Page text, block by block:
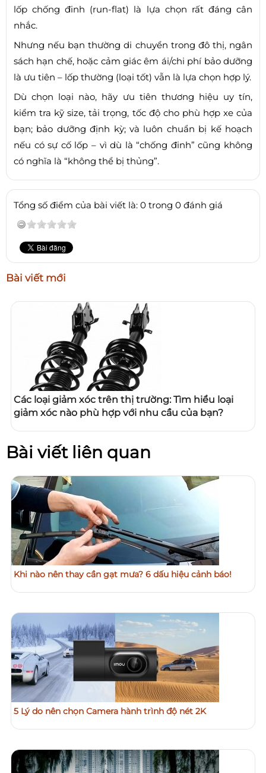
lốp chống đinh (run-flat) là lựa chọn rất đáng cân
nhắc.
Nhưng nếu bạn thường di chuyển trong đô thị, ngân
sách hạn chế, hoặc cảm giác êm ái/chi phí bảo dưỡng
là ưu tiên – lốp thường (loại tốt) vẫn là lựa chọn hợp lý.
Dù chọn loại nào, hãy ưu tiên thương hiệu uy tín,
kiểm tra kỹ size, tải trọng, tốc độ cho phù hợp xe của
bạn; bảo dưỡng định kỳ; và luôn chuẩn bị kế hoạch
nếu có sự cố lốp – vì dù là “chống đinh” cũng không
có nghĩa là “không thể bị thủng”.
Tổng số điểm của bài viết là: 0 trong 0 đánh giá
Bài viết mới
Các loại giảm xóc trên thị trường: Tìm hiểu loại
giảm xóc nào phù hợp với nhu cầu của bạn?
Bài viết liên quan
Khi nào nên thay cần gạt mưa? 6 dấu hiệu cảnh báo!
5 Lý do nên chọn Camera hành trình độ nét 2K